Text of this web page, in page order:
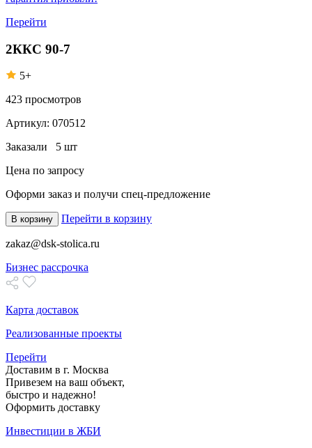
Перейти
2ККС 90-7
5+
423 просмотров
Артикул: 070512
Заказали 5 шт
Цена по запросу
Оформи заказ и получи спец-предложение
В корзину Перейти в корзину
zakaz@dsk-stolica.ru
Бизнес рассрочка
Карта доставок
Реализованные проекты
Перейти
Доставим в г. Москва
Привезем на ваш объект,
быстро и надежно!
Оформить доставку
Инвестиции в ЖБИ